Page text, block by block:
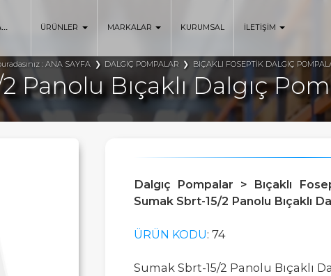
ÜRÜNLER MARKALAR KURUMSAL İLETİŞİM
:ANA SAYFA DALGIÇ POMPALAR BIÇAKLI FOSEPTİK DALGIÇ
Panolu Bıçaklı Dalgıç
Dalgıç Pompalar > Bıçaklı
Sumak Sbrt-15/2 Panolu Bıçaklı
ÜRÜN KODU: 74
Sumak Sbrt-15/2 Panolu Bıçaklı